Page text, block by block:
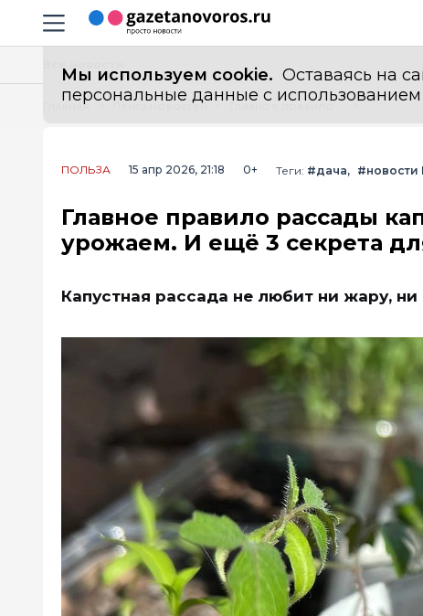
Навигация сайта
Мы используем cookie. Оставаясь на
персональные данные с
Главная Лента новостей Главное правило рассады капусты: кто его запомнит — будет с урожаем. И ещё 3 секрета для крепких всходов
ПОЛЬЗА 15 апр 2026, 21:18 0+ Теги: #дача #новости
Главное правило рассады
урожаем. И ещё 3 секрета
Капустная рассада не любит ни жару,